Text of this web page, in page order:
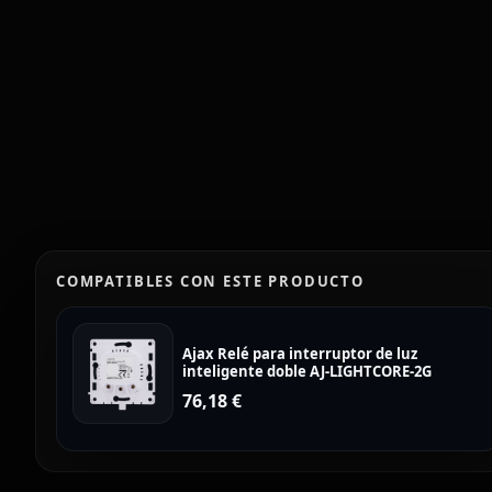
COMPATIBLES CON ESTE PRODUCTO
Ajax Relé para interruptor de luz
inteligente doble AJ-LIGHTCORE-2G
76,18€